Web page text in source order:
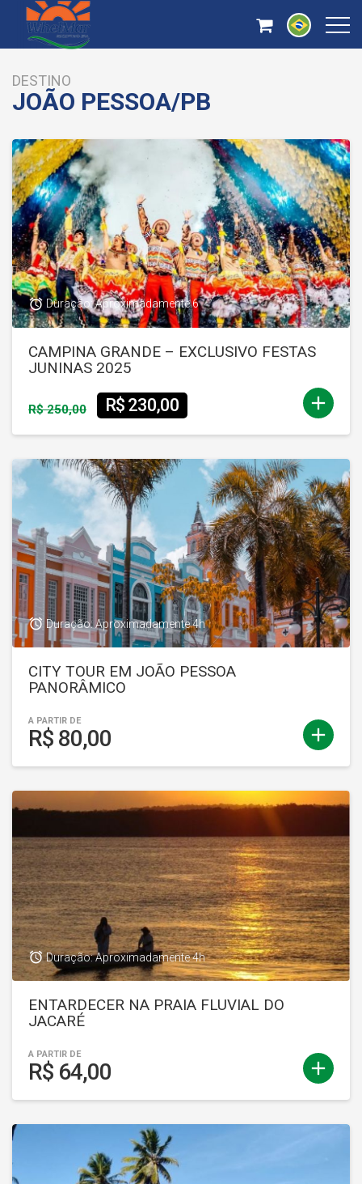
DESTINO
JOÃO PESSOA/PB
add
access_alarm Duração: Aproximadamente 6
CAMPINA GRANDE – EXCLUSIVO FESTAS
JUNINAS 2025
R$ 250,00 R$ 230,00
add
access_alarm Duração: Aproximadamente 4h
CITY TOUR EM JOÃO PESSOA
PANORÂMICO
A PARTIR DE
R$ 80,00
add
access_alarmDuração: Aproximadamente 4h
ENTARDECER NA PRAIA FLUVIAL DO
JACARÉ
A PARTIR DE
R$ 64,00